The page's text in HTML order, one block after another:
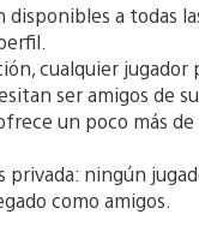
disponibles a todas
cualquier
ser amigos de
un poco más
privada: ningún
como amigos.